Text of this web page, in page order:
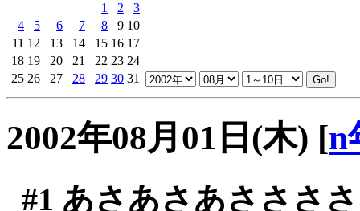
1
2
3
4
5 6 7 8 9 10
11 12 13 14 15 16 17
18 19 20 21 22 23 24
25 26 27 28 29 30 31
2002年08月01日(木) [n
#1 あさあさあさささ